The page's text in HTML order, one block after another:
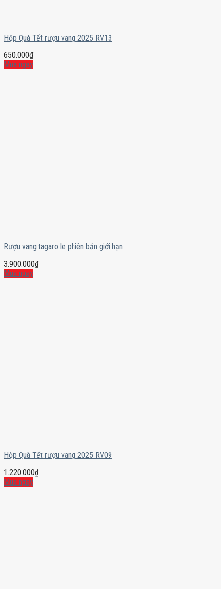
Hộp Quà Tết rượu vang 2025 RV13
650.000₫
Mua ngay
Rượu vang tagaro le phiên bản giới hạn
3.900.000₫
Mua ngay
Hộp Quà Tết rượu vang 2025 RV09
1.220.000₫
Mua ngay